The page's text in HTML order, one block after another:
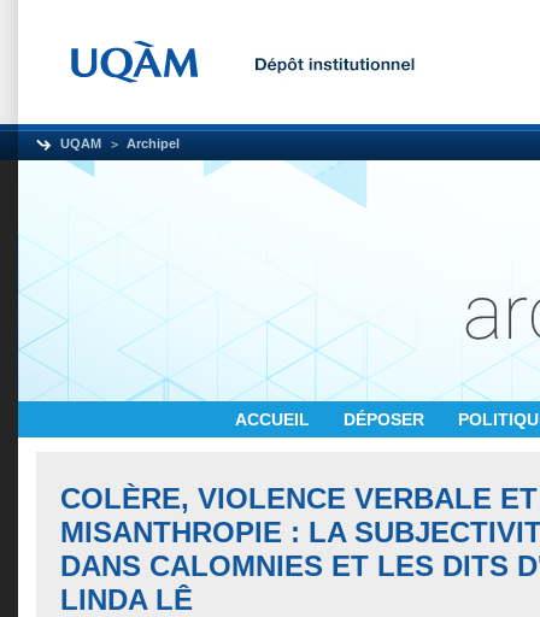
UQAM Archipel
ACCUEIL DÉPOSER
COLÈRE, VIOLENCE VERBALE ET
MISANTHROPIE : LA
DANS CALOMNIES ET LES DITS
LINDA LÊ